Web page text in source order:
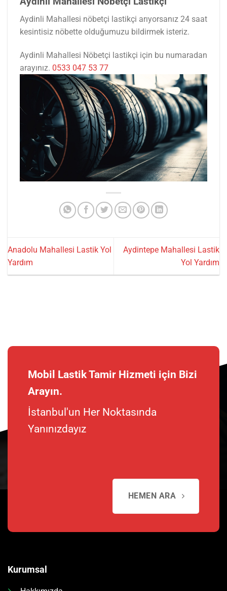
Aydinli Mahallesi nöbetçi lastikçi arıyorsanız 24 saat
kesintisiz nöbette olduğumuzu bildirmek isteriz.
Aydinli Mahallesi Nöbetçi lastikçi için bu numaradan
arayınız. 0533 047 53 77
Anadolu Mahallesi Lastik Yol
Yardım
Aydintepe Mahallesi Lastik
Yol Yardım
Mobil Lastik Tamir Hizmeti için Bizi
Arayın.
İstanbul'un Her Noktasında
Yanınızdayız
HEMEN ARA
Kurumsal